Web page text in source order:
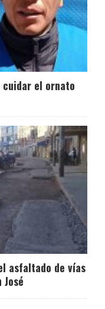
cuidar el ornato
asfaltado de vías